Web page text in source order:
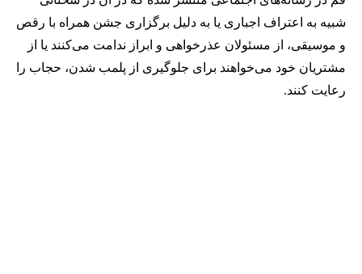
شبیه به اعتراف اجباری یا به دلیل برگزاری جشن همراه با رقص
و موسیقی، از مسئولان عذرخواهی و ابراز ندامت می‌کنند یا از
مشتریان خود می‌خواهند برای جلوگیری از پلمب شدن، حجاب را
رعایت کنند.